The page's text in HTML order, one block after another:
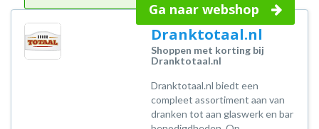
Ga naar webshop
Dranktotaal.nl
Shoppen met korting bij
Dranktotaal.nl
Dranktotaal.nl biedt een
compleet assortiment aan van
dranken tot aan glaswerk en bar